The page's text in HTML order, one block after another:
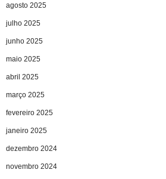
agosto 2025
julho 2025
junho 2025
maio 2025
abril 2025
março 2025
fevereiro 2025
janeiro 2025
dezembro 2024
novembro 2024